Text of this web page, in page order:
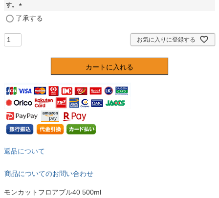
す。
(
須
了承する
お気に入りに登録する
カートに入れる
返品について
商品についてのお問い合わせ
モンカットフロアブル40 500ml